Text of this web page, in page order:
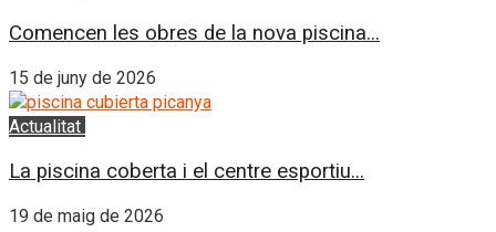
Comencen les obres de la nova piscina...
15 de juny de 2026
Actualitat
La piscina coberta i el centre esportiu...
19 de maig de 2026